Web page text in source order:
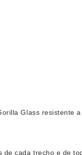
Glass resistente
cada trecho e de